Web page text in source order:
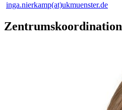
inga.nierkamp(at)ukmuenster.de
Zentrumskoordination